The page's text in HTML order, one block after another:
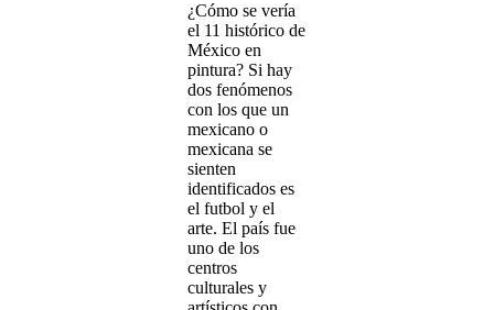
¿Cómo se vería
el 11 histórico de
México en
pintura? Si hay
dos fenómenos
con los que un
mexicano o
mexicana se
sienten
identificados es
el futbol y el
arte. El país fue
uno de los
centros
culturales y